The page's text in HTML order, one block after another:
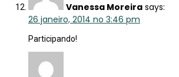
Vanessa Moreira says:
26 janeiro, 2014 no 3:46 pm
Participando!